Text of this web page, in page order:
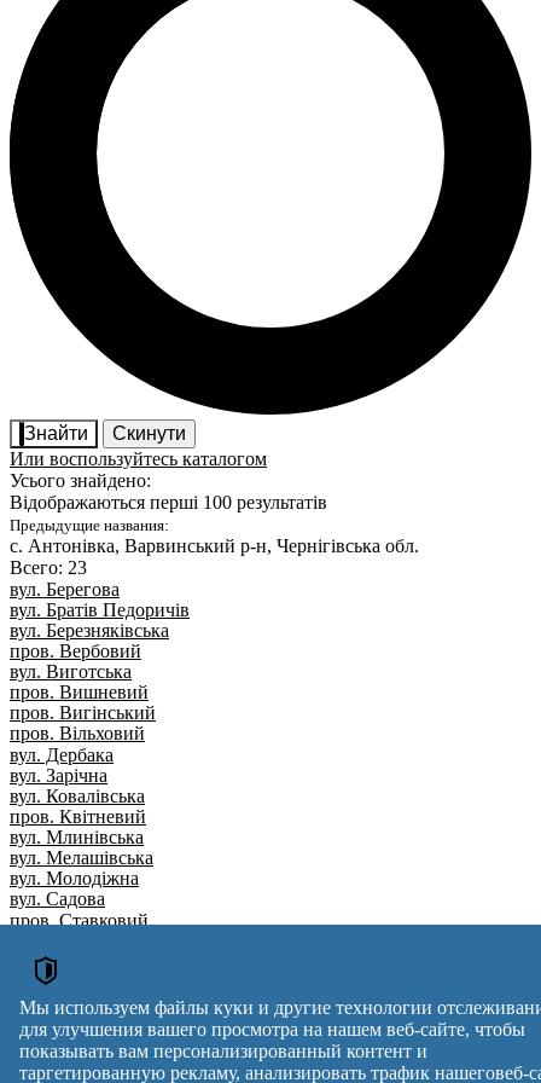
Знайти
Скинути
Или воспользуйтесь каталогом
Усього знайдено:
Відображаються перші 100 результатів
Предыдущие названия:
с. Антонівка, Варвинський р-н, Чернігівська обл.
Всего: 23
вул. Берегова
вул. Братів Педоричів
вул. Березняківська
пров. Вербовий
вул. Виготська
пров. Вишневий
пров. Вигінський
пров. Вільховий
вул. Дербака
вул. Зарічна
вул. Ковалівська
пров. Квітневий
вул. Млинівська
вул. Мелашівська
вул. Молодіжна
вул. Садова
пров. Ставковий
вул. Травнева
пров. Фермерський
вул. Шкільна
вул. Шевченка
вул. Щудрика
Вулиця
№ будинків
Індекс
Мы используем файлы куки и другие технологии
для улучшения вашего просмотра на нашем веб-сайте, чтобы
показывать вам персонализированный контент и
таргетированную рекламу, анализировать трафик нашеговеб-